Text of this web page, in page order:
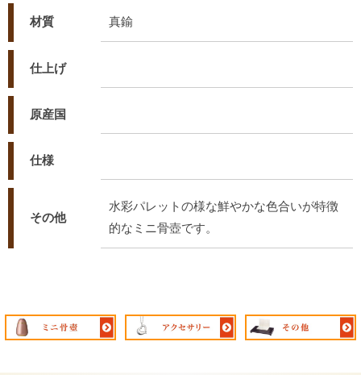
材質 真鍮
仕上げ
原産国
仕様
その他
水彩パレットの様な鮮やかな色合いが特徴
的なミニ骨壺です。